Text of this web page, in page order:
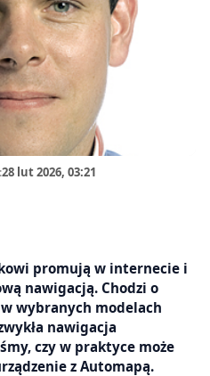
28 lut 2026, 03:21
promują w internecie i
nawigacją. Chodzi o
wybranych modelach
nawigacja
czy w praktyce może
z Automapą.